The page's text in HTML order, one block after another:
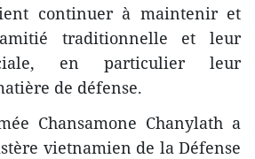
continuer à maintenir et
traditionnelle et leur
en particulier leur
de défense.
Chansamone Chanylath a
vietnamien de la Défense